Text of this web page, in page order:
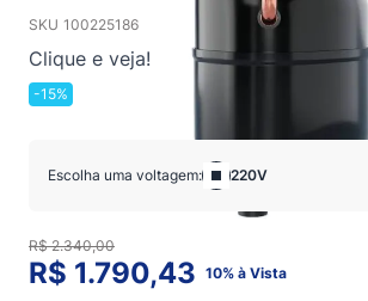
SKU 100225186
Clique e veja!
-15%
Escolha uma voltagem: 220V
R$ 1.790,43 10% à Vista
R$ 2.340,00